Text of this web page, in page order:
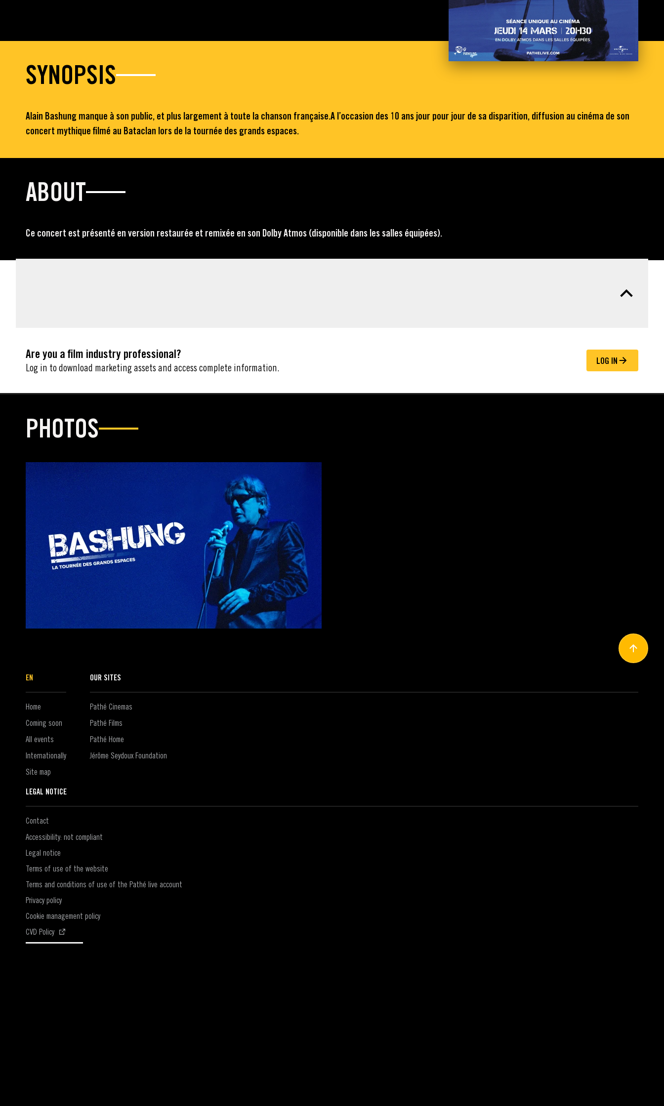
SYNOPSIS
Alain Bashung manque à son public, et plus largement à toute la chanson française.A l’occasion des 10 ans jour pour jour de sa disparition, diffusion au cinéma de son
concert mythique filmé au Bataclan lors de la tournée des grands espaces.
ABOUT
Ce concert est présenté en version restaurée et remixée en son Dolby Atmos (disponible dans les salles équipées).
Are you a film industry professional?
Log in to download marketing assets and access complete information.
LOG IN
PHOTOS
EN
Home
Coming soon
All events
Internationally
Site map
OUR SITES
Pathé Cinemas
Pathé Films
Pathé Home
Jérôme Seydoux Foundation
LEGAL NOTICE
Contact
Accessibility: not compliant
Legal notice
Terms of use of the website
Terms and conditions of use of the Pathé live account
Privacy policy
Cookie management policy
CVD Policy(Open in a new window)